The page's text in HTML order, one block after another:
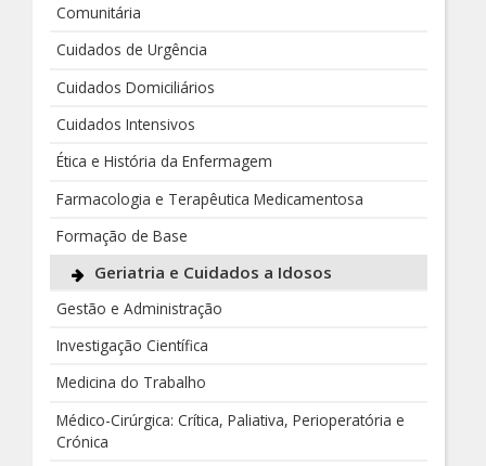
Comunitária
Cuidados de Urgência
Cuidados Domiciliários
Cuidados Intensivos
Ética e História da Enfermagem
Farmacologia e Terapêutica Medicamentosa
Formação de Base
Geriatria e Cuidados a Idosos
Gestão e Administração
Investigação Científica
Medicina do Trabalho
Médico-Cirúrgica: Crítica, Paliativa, Perioperatória e
Crónica